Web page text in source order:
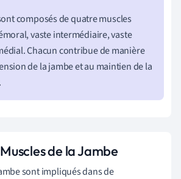
composés de quatre muscles
vaste intermédiaire, vaste
Chacun contribue de manière
de la jambe et au maintien de la
de la Jambe
sont impliqués dans de